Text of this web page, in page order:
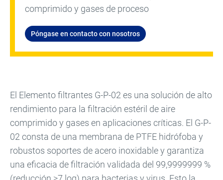
comprimido y gases de proceso
Póngase en contacto con nosotros
El Elemento filtrantes G-P-02 es una solución de alto
rendimiento para la filtración estéril de aire
comprimido y gases en aplicaciones críticas. El G-P-
02 consta de una membrana de PTFE hidrófoba y
robustos soportes de acero inoxidable y garantiza
una eficacia de filtración validada del 99,9999999 %